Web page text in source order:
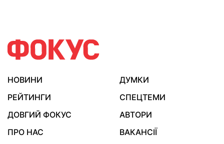
НОВИНИ
ДУМКИ
РЕЙТИНГИ
СПЕЦТЕМИ
ДОВГИЙ ФОКУС
АВТОРИ
ПРО НАС
ВАКАНСІЇ